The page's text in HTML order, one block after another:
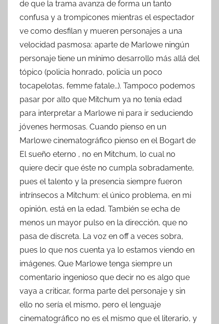
de que la trama avanza de forma un tanto
confusa y a trompicones mientras el espectador
ve como desfilan y mueren personajes a una
velocidad pasmosa: aparte de Marlowe ningún
personaje tiene un mínimo desarrollo más allá del
tópico (policia honrado, policia un poco
tocapelotas, femme fatale…). Tampoco podemos
pasar por alto que Mitchum ya no tenía edad
para interpretar a Marlowe ni para ir seduciendo
jóvenes hermosas. Cuando pienso en un
Marlowe cinematográfico pienso en el Bogart de
El sueño eterno , no en Mitchum, lo cual no
quiere decir que éste no cumpla sobradamente,
pues el talento y la presencia siempre fueron
intrínsecos a Mitchum: el único problema, en mi
opinión, está en la edad. También se echa de
menos un mayor pulso en la dirección, que no
pasa de discreta. La voz en off a veces sobra,
pues lo que nos cuenta ya lo estamos viendo en
imágenes. Que Marlowe tenga siempre un
comentario ingenioso que decir no es algo que
vaya a criticar, forma parte del personaje y sin
ello no sería el mismo, pero el lenguaje
cinematográfico no es el mismo que el literario, y